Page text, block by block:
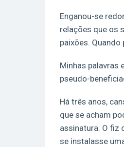
Enganou-se
relações que os
paixões. Quando
Minhas palavras
pseudo-
Há três anos,
que se acham
assinatura. O fiz
se instalasse